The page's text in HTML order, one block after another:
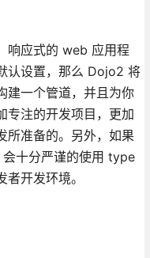
响应式的 web 应用程
认设置，那么 Dojo2 将
建一个管道，并且为你
专注的开发项目，更加
所准备的。另外，如果
十分严谨的使用 type
开发环境。